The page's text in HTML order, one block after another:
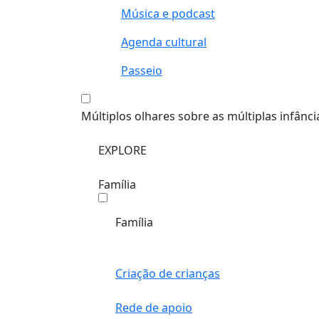
Música e podcast
Agenda cultural
Passeio
Múltiplos olhares sobre as múltiplas
EXPLORE
Família
Família
Criação de crianças
Rede de apoio